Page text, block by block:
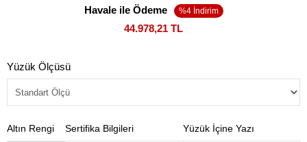
Havale ile Ödeme
44.978,21 TL
Yüzük Ölçüsü
Altın Rengi Sertifika Bilgileri Yüzük İçine Yazı